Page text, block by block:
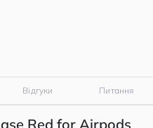
Відгуки Питання
Red for Airpods